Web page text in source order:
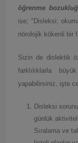
öğrenme
ise; "Disleksi;
nörolojik kökenli bir
Sizin de dislektik
farklılıklarla
yapabilirsiniz, işte
Disleksi
günlük
Sıralama ve